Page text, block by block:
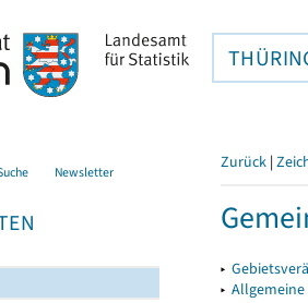
Newsletter Zurück |
▸
▸